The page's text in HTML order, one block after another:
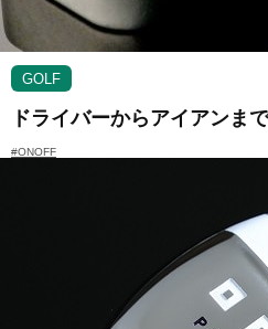
GOLF
ドライバーからアイアンま
#ONOFF